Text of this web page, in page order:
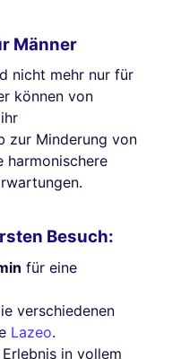
Männer
nicht mehr nur für
können von
zur Minderung von
harmonischere
Besuch:
für eine
verschiedenen
Lazeo.
in vollem